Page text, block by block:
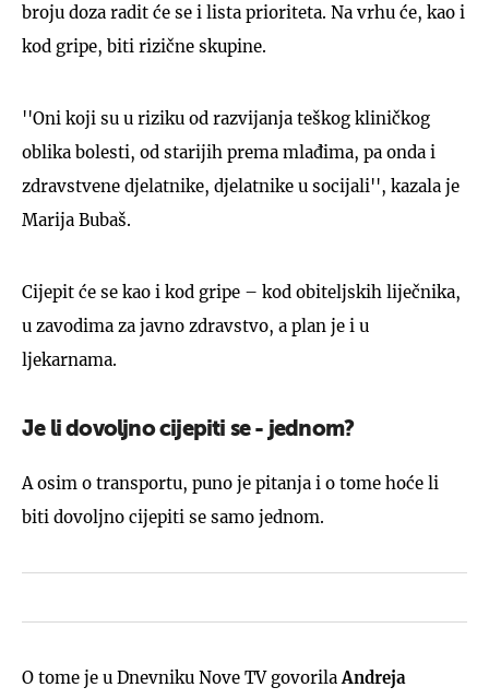
broju doza radit će se i lista prioriteta. Na vrhu će, kao i
kod gripe, biti rizične skupine.
''Oni koji su u riziku od razvijanja teškog kliničkog
oblika bolesti, od starijih prema mlađima, pa onda i
zdravstvene djelatnike, djelatnike u socijali'', kazala je
Marija Bubaš.
Cijepit će se kao i kod gripe – kod obiteljskih liječnika,
u zavodima za javno zdravstvo, a plan je i u
ljekarnama.
Je li dovoljno cijepiti se - jednom?
A osim o transportu, puno je pitanja i o tome hoće li
biti dovoljno cijepiti se samo jednom.
O tome je u Dnevniku Nove TV govorila Andreja